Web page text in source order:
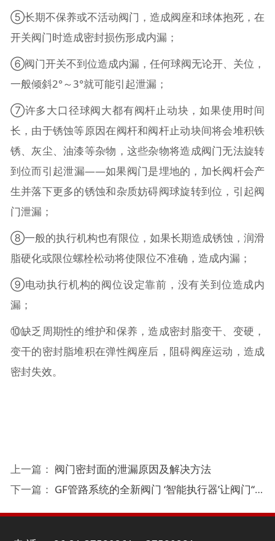
⑤长期不保养或不活动阀门，造成阀座和球体抱死，在
开关阀门时造成密封损伤形成内漏；
⑥阀门开关不到位造成内漏，任何球阀无论开、关位，
一般倾斜2°～3°就可能引起泄漏；
⑦许多大口径球阀大都有阀杆止动块，如果使用时间
长，由于锈蚀等原因在阀杆和阀杆止动块间将会堆积铁
锈、灰尘、油漆等杂物，这些杂物将造成阀门无法旋转
到位而引起泄漏——如果阀门是埋地的，加长阀杆会产
生并落下更多的锈蚀和杂质妨碍阀球旋转到位，引起阀
门泄漏；
⑧一般的执行机构也有限位，如果长期造成锈蚀，润滑
脂硬化或限位螺栓松动将使限位不准确，造成内漏；
⑨电动执行机构的阀位设定靠前，没有关到位造成内
漏；
⑩缺乏周期性的维护和保养，造成密封脂变干、变硬，
变干的密封脂堆积在弹性阀座后，阻碍阀座运动，造成
密封失效。
上一篇： 阀门密封面的泄漏原因及解决方法
下一篇： GF管路系统的全新阀门 ‘智能执行器’让阀门“联网”